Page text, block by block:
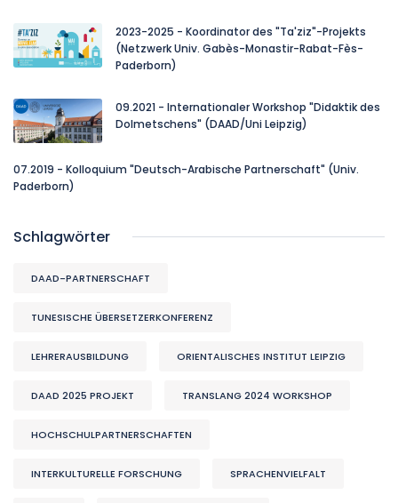
2023-2025 - Koordinator des "Ta'ziz"-Projekts
(Netzwerk Univ. Gabès-Monastir-Rabat-Fès-
Paderborn)
09.2021 - Internationaler Workshop "Didaktik des
Dolmetschens" (DAAD/Uni Leipzig)
07.2019 - Kolloquium "Deutsch-Arabische Partnerschaft" (Univ.
Paderborn)
Schlagwörter
DAAD-PARTNERSCHAFT
TUNESISCHE ÜBERSETZERKONFERENZ
LEHRERAUSBILDUNG ORIENTALISCHES INSTITUT LEIPZIG
DAAD 2025 PROJEKT TRANSLANG 2024 WORKSHOP
HOCHSCHULPARTNERSCHAFTEN
INTERKULTURELLE FORSCHUNG SPRACHENVIELFALT